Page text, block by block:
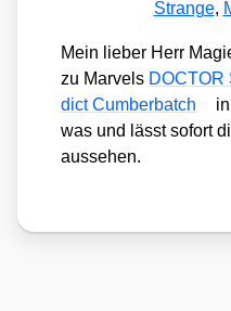
Strange,
Mein lie­ber Herr
zu Mar­vels DOCTOR
dict Cum­ber­batch
was und lässt sofort
aus­se­hen.